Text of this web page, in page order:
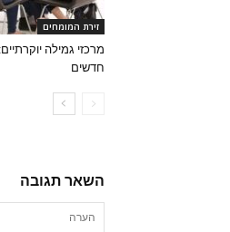
זירת המומחים
מרכזי גמילה
חדשים
השאר תגובה